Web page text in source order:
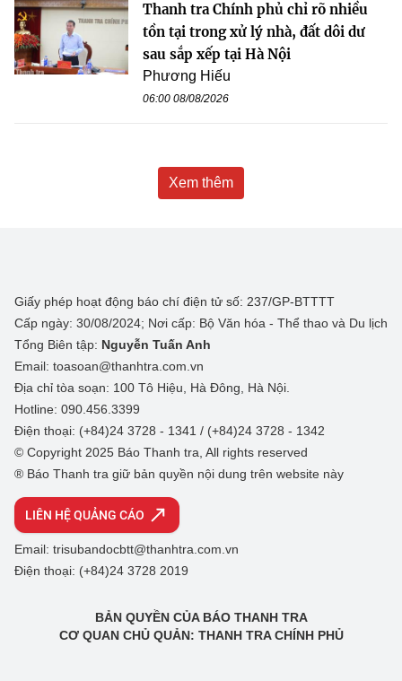
Thanh tra Chính phủ chỉ rõ nhiều
tồn tại trong xử lý nhà, đất dôi dư
sau sắp xếp tại Hà Nội
Phương Hiếu
06:00 08/08/2026
Xem thêm
Giấy phép hoạt động báo chí điện tử số: 237/GP-BTTTT
Cấp ngày: 30/08/2024; Nơi cấp: Bộ Văn hóa - Thể thao và Du lịch
Tổng Biên tập: Nguyễn Tuấn Anh
Email: toasoan@thanhtra.com.vn
Địa chỉ tòa soạn: 100 Tô Hiệu, Hà Đông, Hà Nội.
Hotline: 090.456.3399
Điện thoại: (+84)24 3728 - 1341 / (+84)24 3728 - 1342
© Copyright 2025 Báo Thanh tra, All rights reserved
® Báo Thanh tra giữ bản quyền nội dung trên website này
LIÊN HỆ QUẢNG CÁO
Email: trisubandocbtt@thanhtra.com.vn
Điện thoại: (+84)24 3728 2019
BẢN QUYỀN CỦA BÁO THANH TRA
CƠ QUAN CHỦ QUẢN: THANH TRA CHÍNH PHỦ